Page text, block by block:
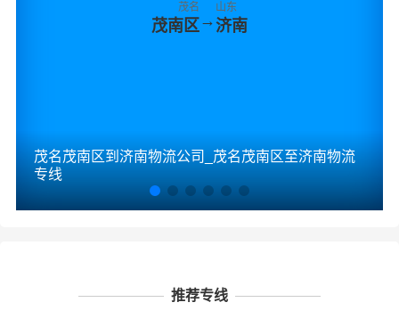
茂名
茂南区→
山东
济南
茂名茂南区到济南物流公司_茂名茂南区至济南物流
专线
推荐专线